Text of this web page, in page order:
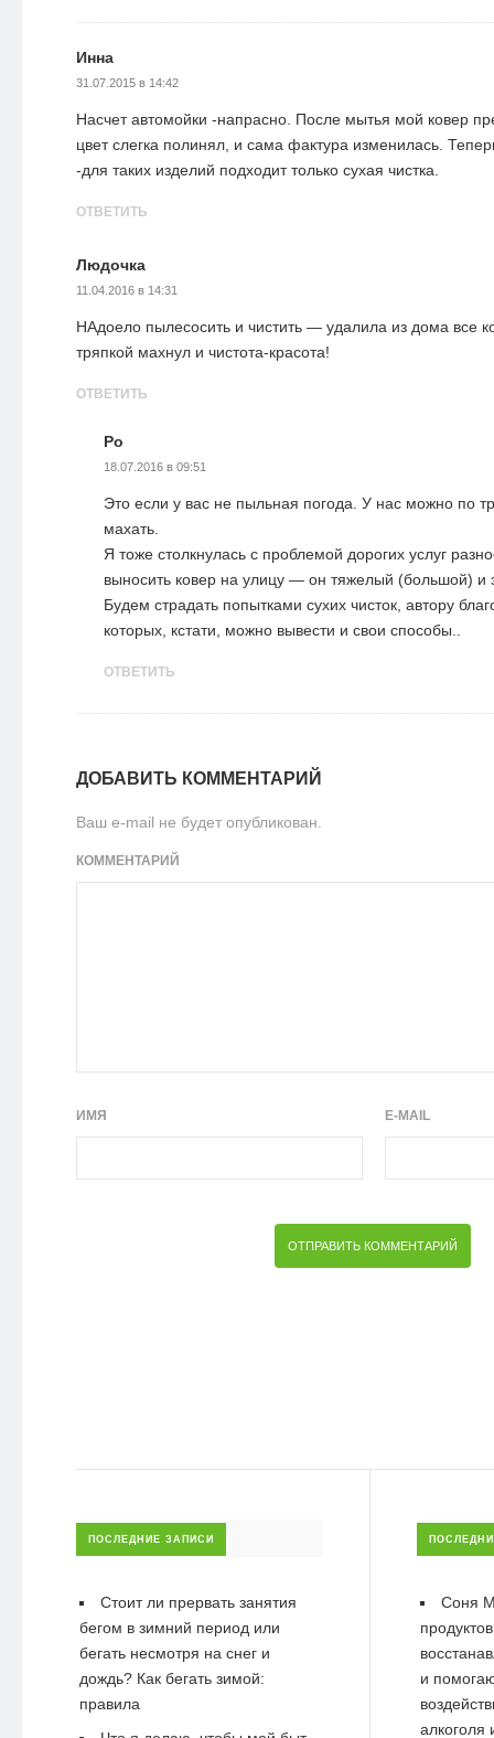
Инна
31.07.2015 в 14:42
Насчет автомойки -напрасно. После мытья мой ковер
цвет слегка полинял, и сама фактура изменилась.
-для таких изделий подходит только сухая чистка.
ОТВЕТИТЬ
Людочка
11.04.2016 в 14:31
НАдоело пылесосить и чистить — удалила из дома все
тряпкой махнул и чистота-красота!
ОТВЕТИТЬ
Ро
18.07.2016 в 09:51
Это если у вас не пыльная погода. У нас можно по
махать.
Я тоже столкнулась с проблемой дорогих услуг
выносить ковер на улицу — он тяжелый (большой) и
Будем страдать попытками сухих чисток, автору
которых, кстати, можно вывести и свои способы..
ОТВЕТИТЬ
ДОБАВИТЬ КОММЕНТАРИЙ
Ваш e-mail не будет опубликован.
КОММЕНТАРИЙ
ИМЯ E-MAIL
ПОСЛЕДНИЕ ЗАПИСИ
Стоит ли прервать занятия
бегом в зимний период или
бегать несмотря на снег и
дождь? Как бегать зимой:
правила
Соня
и
алкоголя